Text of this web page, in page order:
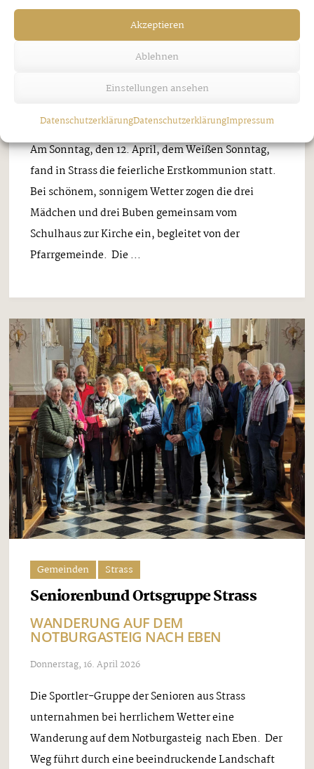
Akzeptieren
Ablehnen
Einstellungen ansehen
DatenschutzerklärungDatenschutzerklärungImpressum
Strass
Erstkommunion in Strass
BESONDEREN TAG
Mittwoch, 22. April 2026
Am Sonntag, den 12. April, dem Weißen Sonntag,
fand in Strass die feierliche Erstkommunion statt.
Bei schönem, sonnigem Wetter zogen die drei
Mädchen und drei Buben gemeinsam vom
Schulhaus zur Kirche ein, begleitet von der
Pfarrgemeinde. Die ...
Gemeinden Strass
Seniorenbund Ortsgruppe Strass
WANDERUNG AUF DEM
NOTBURGASTEIG NACH EBEN
Donnerstag, 16. April 2026
Die Sportler-Gruppe der Senioren aus Strass
unternahmen bei herrlichem Wetter eine
Wanderung auf dem Notburgasteig nach Eben. Der
Weg führt durch eine beeindruckende Landschaft